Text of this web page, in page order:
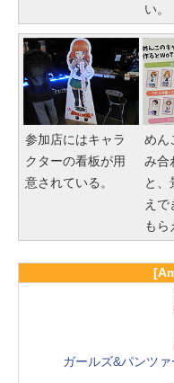
い。
参加店にはキャラ
クターの看板が用
意されている。
めん
み合
と、
えで
もら
ガールズ&パンツ